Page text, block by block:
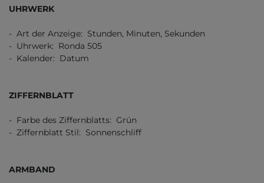
UHRWERK
- Art der Anzeige: Stunden, Minuten, Sekunden
- Uhrwerk: Ronda 505
- Kalender: Datum
ZIFFERNBLATT
- Farbe des Ziffernblatts: Grün
- Ziffernblatt Stil: Sonnenschliff
ARMBAND